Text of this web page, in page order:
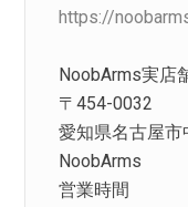
https://
NoobArms実店
〒454-0032
愛知県名古屋
NoobArms
営業時間